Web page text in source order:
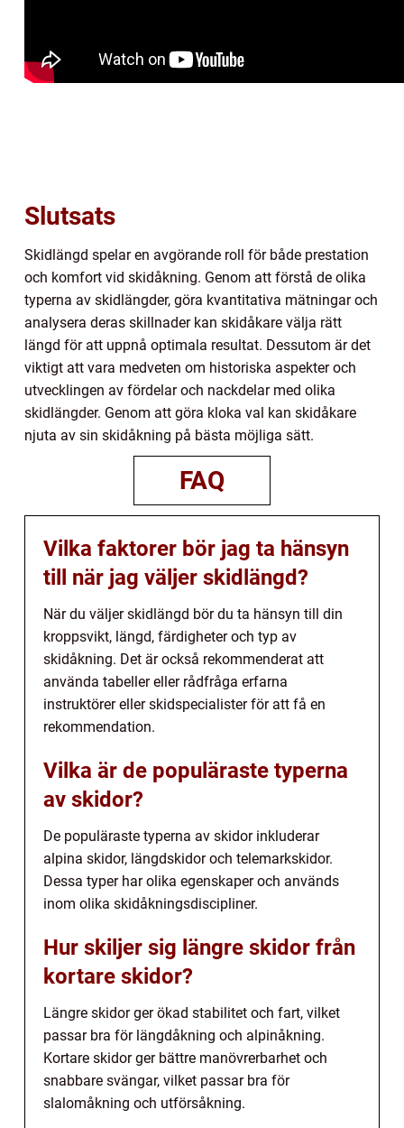
Slutsats
Skidlängd spelar en avgörande roll för både prestation
och komfort vid skidåkning. Genom att förstå de olika
typerna av skidlängder, göra kvantitativa mätningar och
analysera deras skillnader kan skidåkare välja rätt
längd för att uppnå optimala resultat. Dessutom är det
viktigt att vara medveten om historiska aspekter och
utvecklingen av fördelar och nackdelar med olika
skidlängder. Genom att göra kloka val kan skidåkare
njuta av sin skidåkning på bästa möjliga sätt.
FAQ
Vilka faktorer bör jag ta hänsyn
till när jag väljer skidlängd?
När du väljer skidlängd bör du ta hänsyn till din
kroppsvikt, längd, färdigheter och typ av
skidåkning. Det är också rekommenderat att
använda tabeller eller rådfråga erfarna
instruktörer eller skidspecialister för att få en
rekommendation.
Vilka är de populäraste typerna
av skidor?
De populäraste typerna av skidor inkluderar
alpina skidor, längdskidor och telemarkskidor.
Dessa typer har olika egenskaper och används
inom olika skidåkningsdiscipliner.
Hur skiljer sig längre skidor från
kortare skidor?
Längre skidor ger ökad stabilitet och fart, vilket
passar bra för längdåkning och alpinåkning.
Kortare skidor ger bättre manövrerbarhet och
snabbare svängar, vilket passar bra för
slalomåkning och utförsåkning.